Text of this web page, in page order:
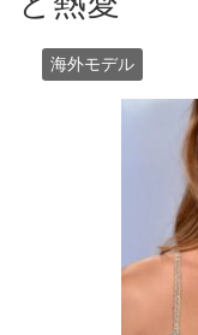
海外モデル